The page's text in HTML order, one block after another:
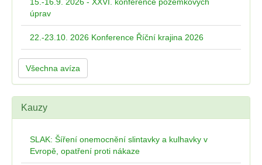
15.-16.9. 2026 - XXVI. konference pozemkových
úprav
22.-23.10. 2026 Konference Říční krajina 2026
Všechna avíza
Kauzy
SLAK: Šíření onemocnění slintavky a kulhavky v
Evropě, opatření proti nákaze